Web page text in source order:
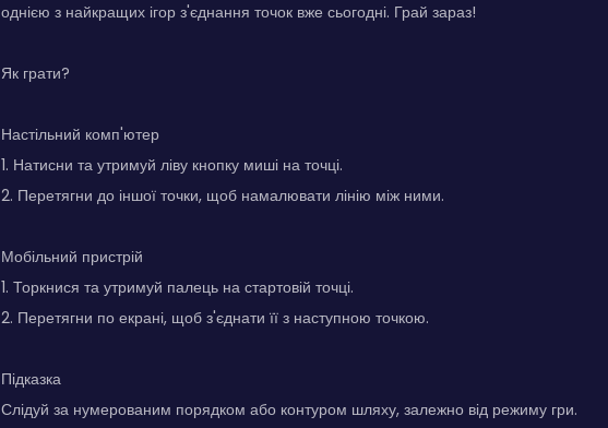
однією з найкращих ігор з'єднання точок вже сьогодні. Грай зараз!
Як грати?
Настільний комп'ютер
1. Натисни та утримуй ліву кнопку миші на точці.
2. Перетягни до іншої точки, щоб намалювати лінію між ними.
Мобільний пристрій
1. Торкнися та утримуй палець на стартовій точці.
2. Перетягни по екрані, щоб з'єднати її з наступною точкою.
Підказка
Слідуй за нумерованим порядком або контуром шляху, залежно від режиму гри.